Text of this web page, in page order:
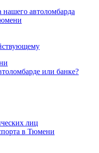
нашего автоломбарда
или банке?
лиц
в Тюмени